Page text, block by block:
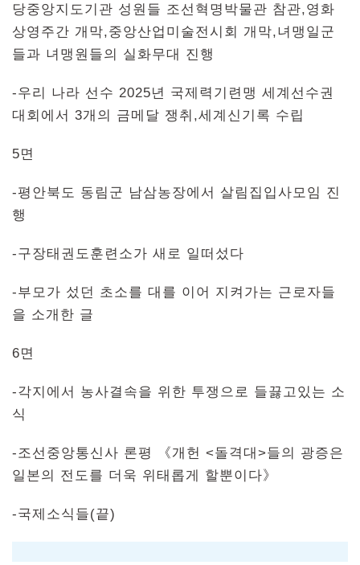
당중앙지도기관 성원들 조선혁명박물관 참관,영화
상영주간 개막,중앙산업미술전시회 개막,녀맹일군
들과 녀맹원들의 실화무대 진행
-우리 나라 선수 2025년 국제력기련맹 세계선수권
대회에서 3개의 금메달 쟁취,세계신기록 수립
5면
-평안북도 동림군 남삼농장에서 살림집입사모임 진
행
-구장태권도훈련소가 새로 일떠섰다
-부모가 섰던 초소를 대를 이어 지켜가는 근로자들
을 소개한 글
6면
-각지에서 농사결속을 위한 투쟁으로 들끓고있는 소
식
-조선중앙통신사 론평 《개헌 <돌격대>들의 광증은
일본의 전도를 더욱 위태롭게 할뿐이다》
-국제소식들(끝)